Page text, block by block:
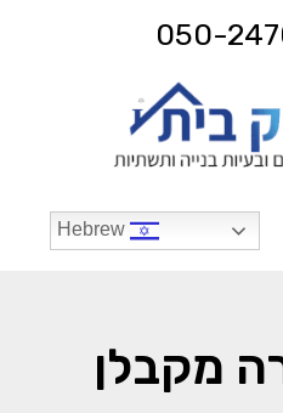
050-
מקבלן